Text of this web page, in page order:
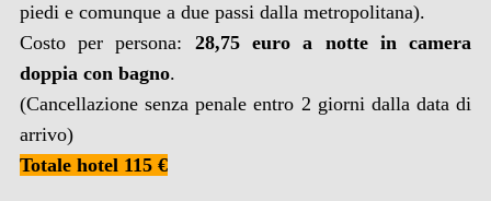
piedi e comunque a due passi dalla metropolitana).
Costo per persona: 28,75 euro a notte in camera
doppia con bagno.
(Cancellazione senza penale entro 2 giorni dalla data di
arrivo)
Totale hotel 115 €